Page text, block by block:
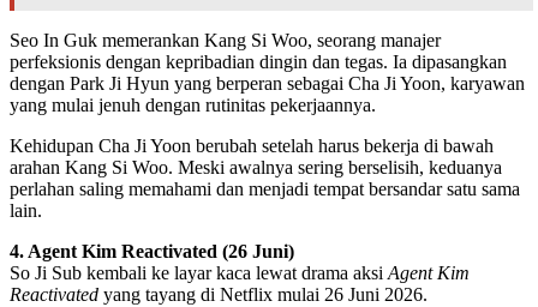
Seo In Guk memerankan Kang Si Woo, seorang manajer
perfeksionis dengan kepribadian dingin dan tegas. Ia dipasangkan
dengan Park Ji Hyun yang berperan sebagai Cha Ji Yoon, karyawan
yang mulai jenuh dengan rutinitas pekerjaannya.
Kehidupan Cha Ji Yoon berubah setelah harus bekerja di bawah
arahan Kang Si Woo. Meski awalnya sering berselisih, keduanya
perlahan saling memahami dan menjadi tempat bersandar satu sama
lain.
4. Agent Kim Reactivated (26 Juni)
So Ji Sub kembali ke layar kaca lewat drama aksi Agent Kim
Reactivated yang tayang di Netflix mulai 26 Juni 2026.